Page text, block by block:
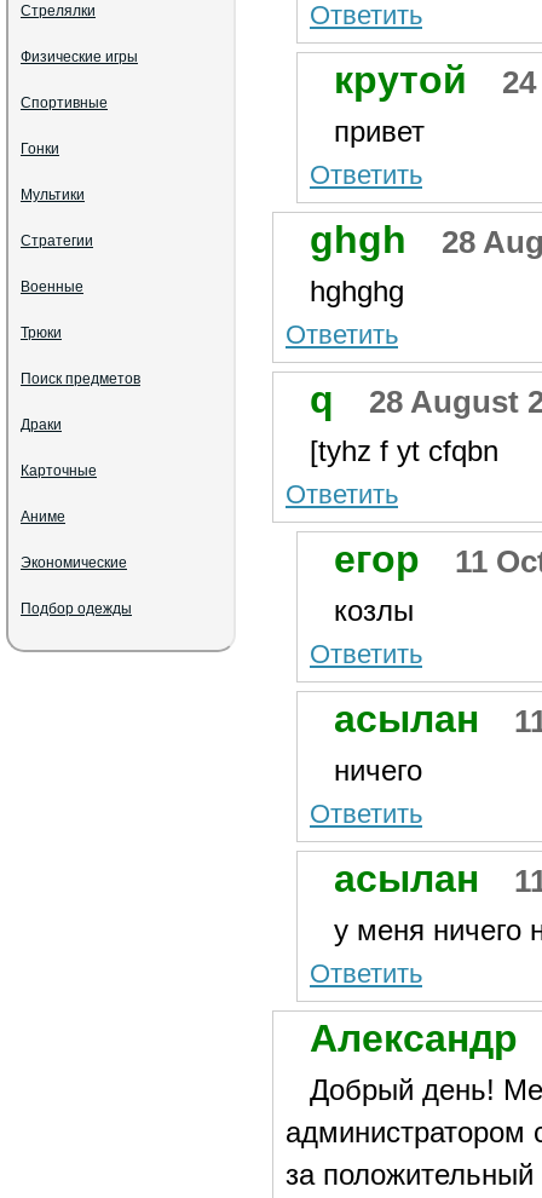
Ответить
крутой
привет
Ответить
ghgh 28
hghghg
Ответить
q 28 August
[tyhz f yt cfqbn
Ответить
егор 11
козлы
Ответить
асылан
ничего
Ответить
асылан
у меня ничего
Ответить
Александр
Добрый день!
администратором
за положительный
Стрелялки
Физические игры
Спортивные
Гонки
Мультики
Стратегии
Военные
Трюки
Поиск предметов
Драки
Карточные
Аниме
Экономические
Подбор одежды